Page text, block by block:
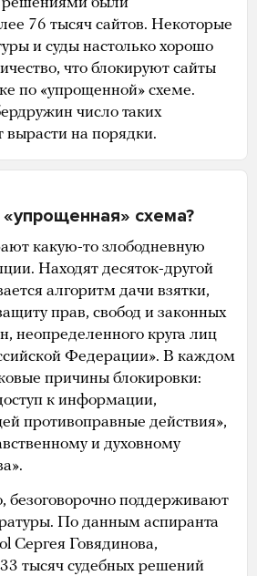
76 тысяч сайтов. Некоторые
и суды настолько хорошо
что блокируют сайты
по «упрощенной» схеме.
число таких
на порядки.
схема?
какую-то злободневную
Находят десяток-другой
алгоритм дачи взятки,
прав, свобод и законных
неопределенного круга лиц
Федерации». В каждом
причины блокировки:
к информации,
противоправные действия»,
и духовному
безоговорочно поддерживают
По данным аспиранта
Сергея Говядинова,
тысяч судебных решений